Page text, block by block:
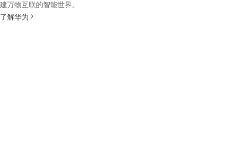
建万物互联的智能世界。
了解华为